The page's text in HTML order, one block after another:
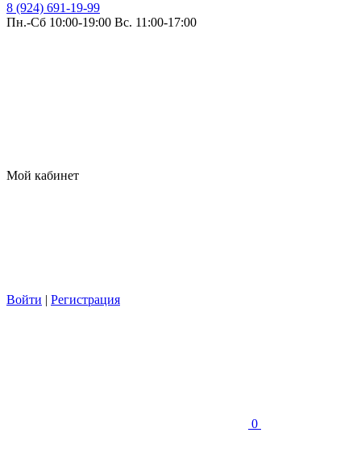
8 (924) 691-19-99
Пн.-Сб 10:00-19:00 Вс. 11:00-17:00
Мой кабинет
Войти | Регистрация
0